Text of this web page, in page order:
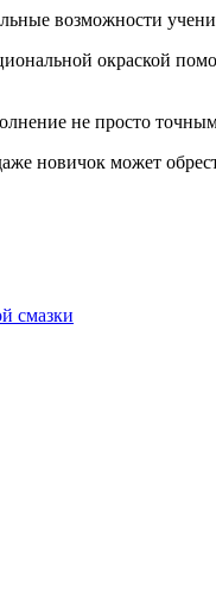
возможности
окраской
не просто
новичок может
смазки